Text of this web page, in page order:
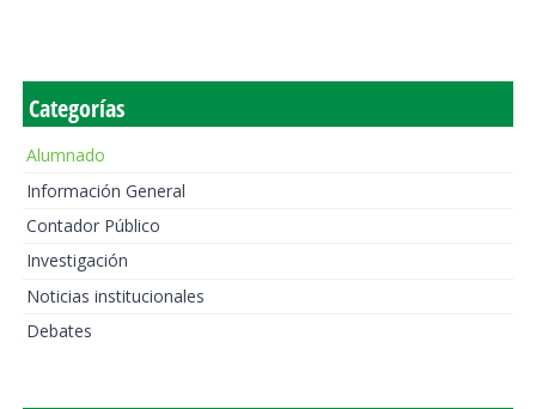
Categorías
Alumnado
Información General
Contador Público
Investigación
Noticias institucionales
Debates